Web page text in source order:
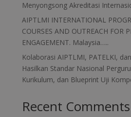
Menyongsong Akreditasi
AIPTLMI INTERNATIONAL
COURSES AND OUTREACH FOR
ENGAGEMENT. Malaysia…..
Kolaborasi AIPTLMI, PATELKI,
Hasilkan Standar Nasional
Kurikulum, dan Blueprint Uji
Recent Comments